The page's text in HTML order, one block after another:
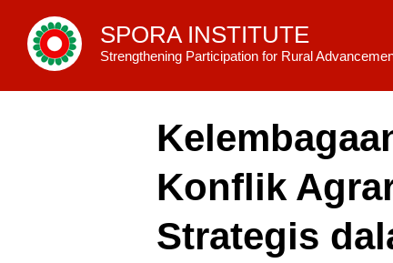
SPORA INSTITUTE
Strengthening Participation for Rural
Konflik
Strategis